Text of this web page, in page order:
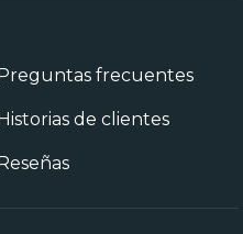
frecuentes
de clientes